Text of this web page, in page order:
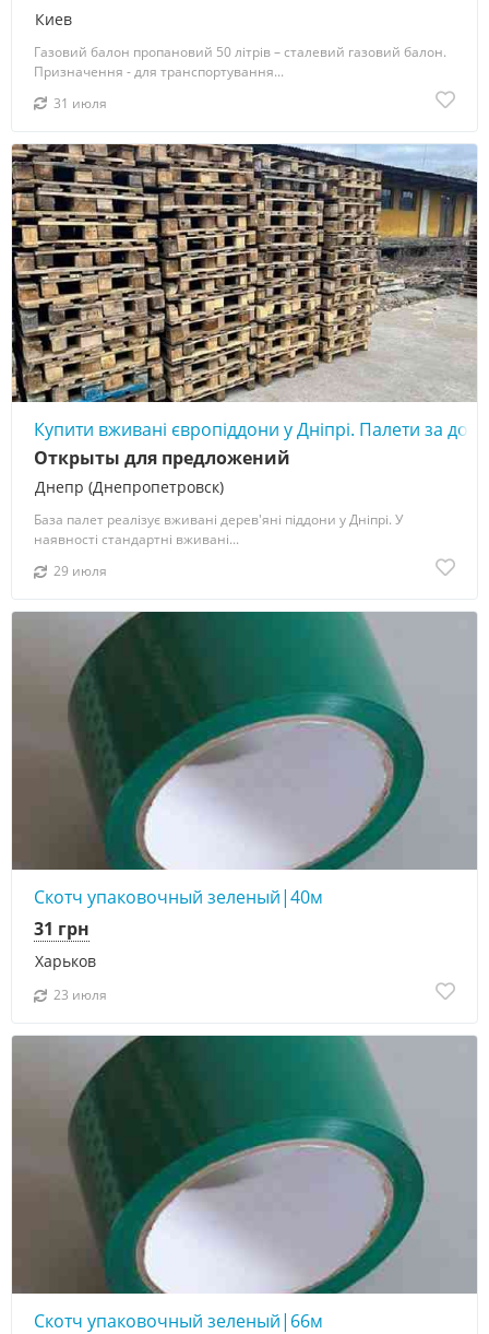
Киев
Газовий балон пропановий 50 літрів – сталевий газовий балон.
Призначення - для транспортування...
31 июля
Купити вживані європіддони у Дніпрі. Палети за
Днепр (Днепропетровск)
Открыты для предложений
База палет реалізує вживані дерев'яні піддони у Дніпрі. У
наявності стандартні вживані...
29 июля
Скотч упаковочный зеленый|40м
Харьков
31 грн
23 июля
Скотч упаковочный зеленый|66м